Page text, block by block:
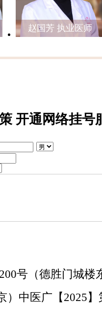
赵国芳 执业医师
开通网络挂号
号（德胜门城楼
）中医广【2025